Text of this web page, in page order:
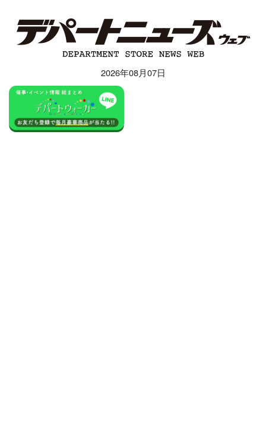
2026年08月07日